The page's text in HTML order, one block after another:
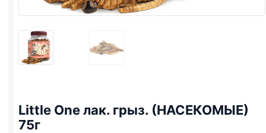
Little Oneлак. грыз. (НАСЕКОМЫЕ)
75г